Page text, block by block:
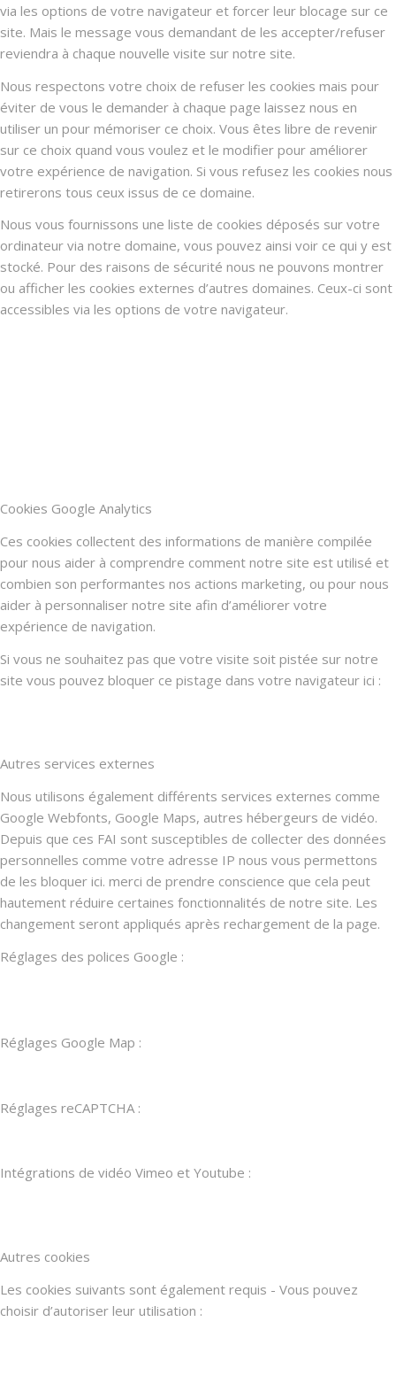
via les options de votre navigateur et forcer leur blocage sur ce
site. Mais le message vous demandant de les accepter/refuser
reviendra à chaque nouvelle visite sur notre site.
Nous respectons votre choix de refuser les cookies mais pour
éviter de vous le demander à chaque page laissez nous en
utiliser un pour mémoriser ce choix. Vous êtes libre de revenir
sur ce choix quand vous voulez et le modifier pour améliorer
votre expérience de navigation. Si vous refusez les cookies nous
retirerons tous ceux issus de ce domaine.
Nous vous fournissons une liste de cookies déposés sur votre
ordinateur via notre domaine, vous pouvez ainsi voir ce qui y est
stocké. Pour des raisons de sécurité nous ne pouvons montrer
ou afficher les cookies externes d’autres domaines. Ceux-ci sont
accessibles via les options de votre navigateur.
Cookies Google Analytics
Ces cookies collectent des informations de manière compilée
pour nous aider à comprendre comment notre site est utilisé et
combien son performantes nos actions marketing, ou pour nous
aider à personnaliser notre site afin d’améliorer votre
expérience de navigation.
Si vous ne souhaitez pas que votre visite soit pistée sur notre
site vous pouvez bloquer ce pistage dans votre navigateur ici :
Autres services externes
Nous utilisons également différents services externes comme
Google Webfonts, Google Maps, autres hébergeurs de vidéo.
Depuis que ces FAI sont susceptibles de collecter des données
personnelles comme votre adresse IP nous vous permettons
de les bloquer ici. merci de prendre conscience que cela peut
hautement réduire certaines fonctionnalités de notre site. Les
changement seront appliqués après rechargement de la page.
Réglages des polices Google :
Réglages Google Map :
Réglages reCAPTCHA :
Intégrations de vidéo Vimeo et Youtube :
Autres cookies
Les cookies suivants sont également requis - Vous pouvez
choisir d’autoriser leur utilisation :